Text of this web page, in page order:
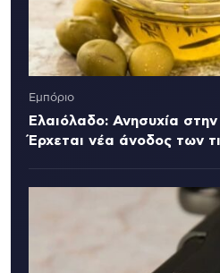
Εμπόριο
Ελαιόλαδο: Ανησυχία
Έρχεται νέα άνοδος των